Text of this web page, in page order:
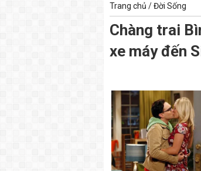
Trang chủ /Đời Sống
Chàng trai
xe máy đến